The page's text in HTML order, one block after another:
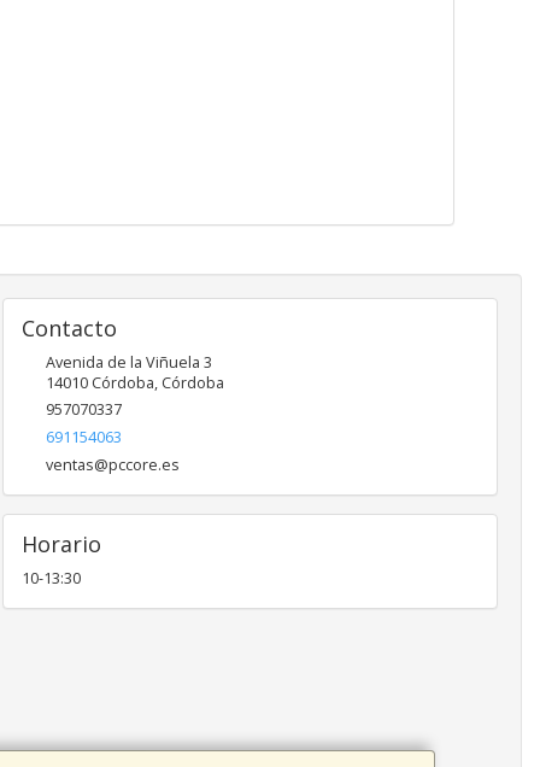
Contacto
Avenida de la Viñuela 3
14010 Córdoba, Córdoba
957070337
691154063
ventas@pccore.es
Horario
10-13:30